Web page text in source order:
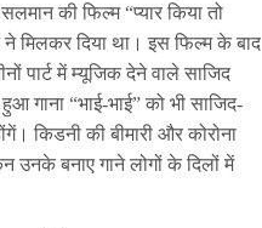
की फिल्म “प्यार किया तो
मिलकर दिया था। इस फिल्म के बाद
पार्ट में म्यूजिक देने वाले साजिद
गाना “भाई-भाई” को भी साजिद-
किडनी की बीमारी और कोरोना
बनाए गाने लोगों के दिलों में